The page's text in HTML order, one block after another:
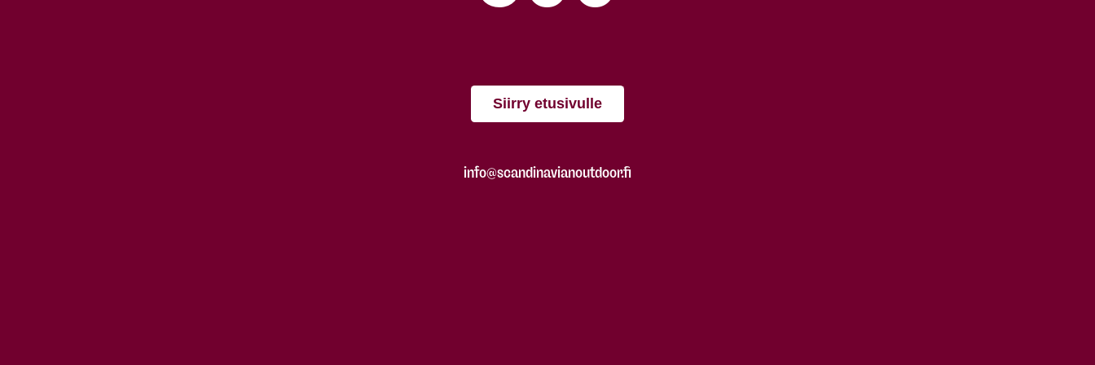
Siirry etusivulle
info@scandinavianoutdoor.fi